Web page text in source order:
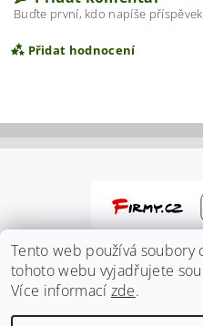
Buďte první, kdo napíše
Přidat hodnocení
Tento web používá soubory
tohoto webu vyjadřujete
Více informací zde.